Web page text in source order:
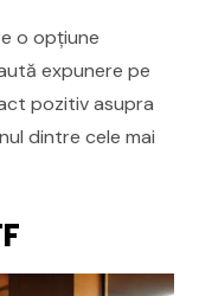
o opțiune
expunere pe
pozitiv asupra
dintre cele mai